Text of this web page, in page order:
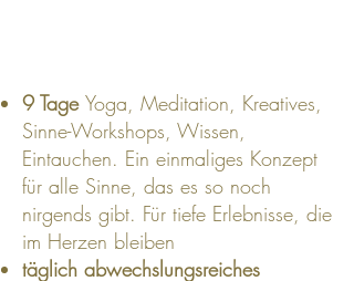
9 Tage Yoga, Meditation, Kreatives,
Sinne-Workshops, Wissen,
Eintauchen. Ein einmaliges Konzept
für alle Sinne, das es so noch
nirgends gibt. Für tiefe Erlebnisse, die
im Herzen bleiben
täglich abwechslungsreiches